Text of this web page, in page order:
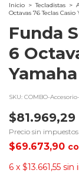
Inicio > Tecladistas >
Octavas 76 Teclas Casio
Funda
6
Yamaha
SKU: COMBO-Accesorio-
$81.969,29
Precio sin impuestos
$69.673,90
6 x $13.661,55 sin